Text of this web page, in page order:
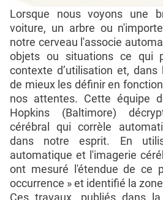
Lorsque nous voyons une
voiture, un arbre ou
notre cerveau l'associe
objets ou situations ce qui
contexte d’utilisation et, dans
de mieux les définir en
nos attentes. Cette équipe
Hopkins (Baltimore)
cérébral qui corrèle
dans notre esprit. En
automatique et l'imagerie
ont mesuré l'étendue de ce
occurrence » et identifié la
Ces travaux, publiés dans